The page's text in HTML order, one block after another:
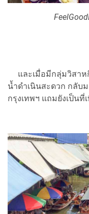
และเมื่อมีกลุ่มวิสาห
น้ำดำเนินสะดวก กลับ
กรุงเทพฯ แถมยังเป็น